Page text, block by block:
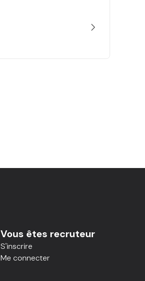
Vous êtes recruteur
S'inscrire
Me connecter